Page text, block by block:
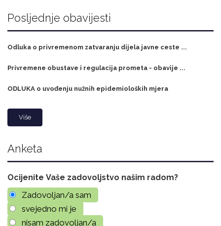
Posljednje obavijesti
Odluka o privremenom zatvaranju dijela javne ceste ...
Privremene obustave i regulacija prometa - obavije ...
ODLUKA o uvođenju nužnih epidemioloških mjera
Više
Anketa
Ocijenite Vaše zadovoljstvo našim radom?
Zadovoljan/a sam
svejedno mi je
nisam zadovoljan/a